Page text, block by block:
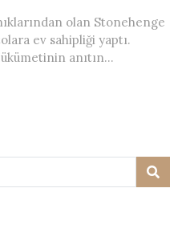
olan Stonehenge
ev sahipliği yaptı.
anıtın...